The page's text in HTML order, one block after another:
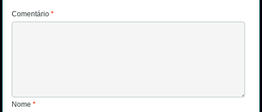
Comentário*
Nome*